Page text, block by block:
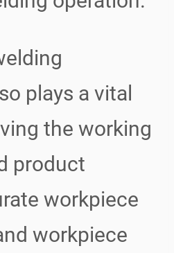
plays a vital
the working
product
workpiece
workpiece